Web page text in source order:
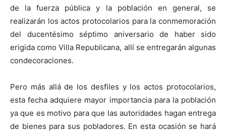
de la fuerza pública y la población en general, se
realizarán los actos protocolarios para la conmemoración
del ducentésimo séptimo aniversario de haber sido
erigida como Villa Republicana, allí se entregarán algunas
condecoraciones.
Pero más allá de los desfiles y los actos protocolarios,
esta fecha adquiere mayor importancia para la población
ya que es motivo para que las autoridades hagan entrega
de bienes para sus pobladores. En esta ocasión se hará